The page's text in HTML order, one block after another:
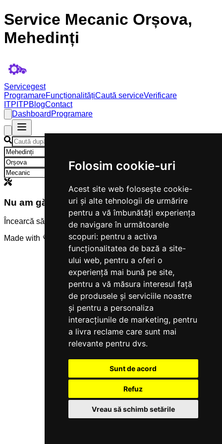
Folosim cookie-uri
Acest site web folosește cookie-
uri și alte tehnologii de urmărire
pentru a vă îmbunătăți experiența
de navigare în următoarele
scopuri: pentru a activa
funcționalitatea de bază a site-
ului web, pentru a oferi o
experiență mai bună pe site,
pentru a vă măsura interesul față
de produsele și serviciile noastre
și pentru a personaliza
interacțiunile de marketing, pentru
a livra reclame care sunt mai
relevante pentru dvs.
Sunt de acord
Refuz
Vreau să schimb setările
Service Mecanic Orșova,
Mehedinți
Servicegest
ProgramareFuncționalitățiCaută serviceVerificare
ITP ITPBlogContact
Dashboard Programare
×
Nu am găsit servicii
Încearcă să modifici criteriile de căutare.
Made with 💜 by
Servicegest